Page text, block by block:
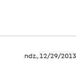
ndz., 12/29/